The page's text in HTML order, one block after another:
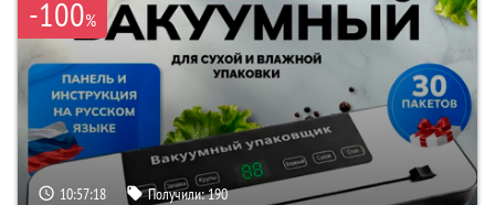
-100%
10:57:16 Получили:190